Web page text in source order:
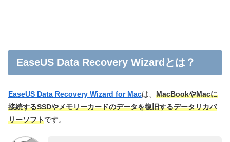
EaseUS Data Recovery Wizardとは？
EaseUS Data Recovery Wizard for Macは、 MacBookやMacに
接続するSSDやメモリーカードのデータを復旧するデータリカバ
リーソフトです。